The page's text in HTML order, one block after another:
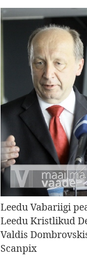
Leedu Vabariigi
Leedu Kristlikud
Valdis
Scanpix